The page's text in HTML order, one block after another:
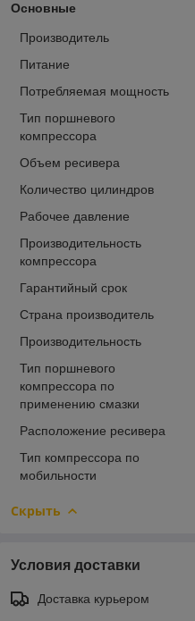
Основные
Производитель
Питание
Потребляемая мощность
Тип поршневого
компрессора
Объем ресивера
Количество цилиндров
Рабочее давление
Производительность
компрессора
Гарантийный срок
Страна производитель
Производительность
Тип поршневого
компрессора по
применению смазки
Расположение ресивера
Тип компрессора по
мобильности
Скрыть
Условия доставки
Доставка курьером